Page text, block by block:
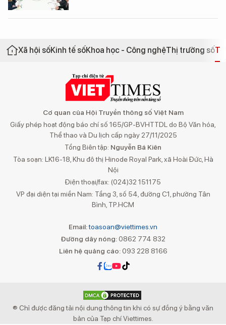
Xã hội sốKinh tế sốKhoa học - Công nghệThị trường số
Cơ quan của Hội Truyền thông số Việt Nam
Giấy phép hoạt động báo chí số 165/GP-BVHTTDL do Bộ Văn hóa,
Thể thao và Du lịch cấp ngày 27/11/2025
Tổng Biên tập: Nguyễn Bá Kiên
Tòa soạn: LK16-18, Khu đô thị Hinode Royal Park, xã Hoài Đức, Hà
Nội
Điện thoại/fax: (024)32 151175
VP đại diện tại miền Nam: Tầng 3, số 54, đường C1, phường Tân
Bình, TP.HCM
Email:toasoan@viettimes.vn
Đường dây nóng: 0862 774 832
Liên hệ quảng cáo:093 228 8166
® Chỉ được đăng tải nội dung thông tin khi có sự đồng ý bằng văn
bản của Tạp chí Viettimes.